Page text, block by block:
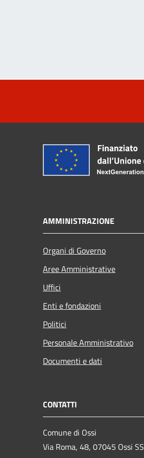
AMMINISTRAZIONE
Organi di Governo
Aree Amministrative
Uffici
Enti e fondazioni
Politici
Personale Amministrativo
Documenti e dati
CONTATTI
Comune di Ossi
Via Roma, 48, 07045 Ossi SS